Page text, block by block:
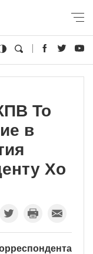
То
в
Хо